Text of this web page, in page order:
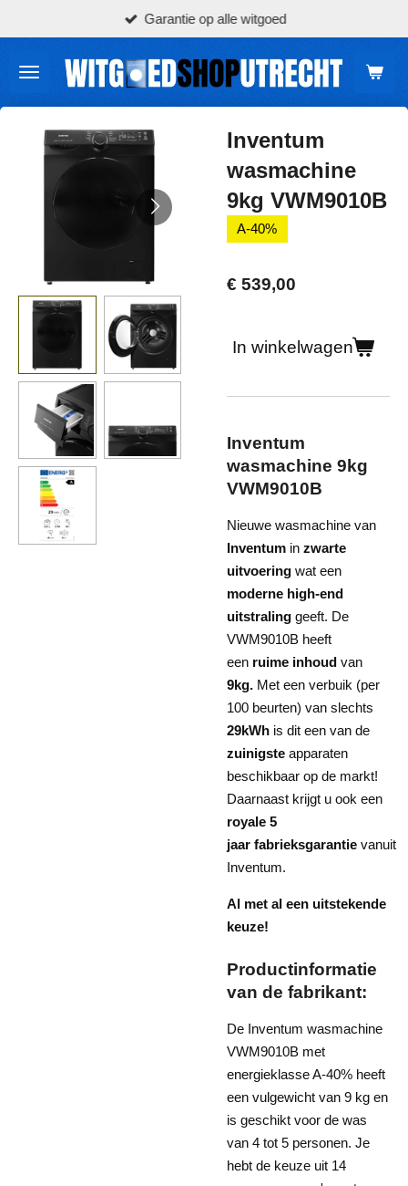
direct
naar
hoofdinhoud
Garantie op alle witgoed
Inventum
wasmachine
9kg VWM9010B
A-40%
€ 539,00
In winkelwagen
Inventum
wasmachine 9kg
VWM9010B
Nieuwe wasmachine van
Inventum in zwarte
uitvoering wat een
moderne high-end
uitstraling geeft. De
VWM9010B heeft
een ruime inhoud van
9kg. Met een verbuik (per
100 beurten) van slechts
29kWh is dit een van de
zuinigste apparaten
beschikbaar op de markt!
Daarnaast krijgt u ook een
royale 5
jaar fabrieksgarantie vanuit
Inventum.
Al met al een uitstekende
keuze!
Productinformatie
van de fabrikant:
De Inventum wasmachine
VWM9010B met
energieklasse A-40% heeft
een vulgewicht van 9 kg en
is geschikt voor de was
van 4 tot 5 personen. Je
hebt de keuze uit 14